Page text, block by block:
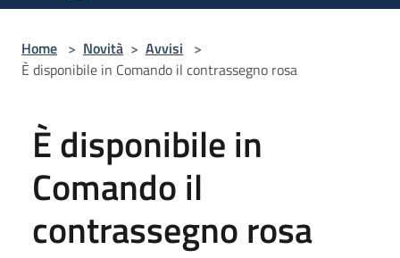
Home > Novità > Avvisi >
È disponibile in Comando il contrassegno rosa
È disponibile in
Comando il
contrassegno rosa